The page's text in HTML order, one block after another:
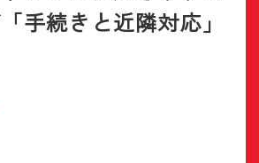
手続きと近隣対応」